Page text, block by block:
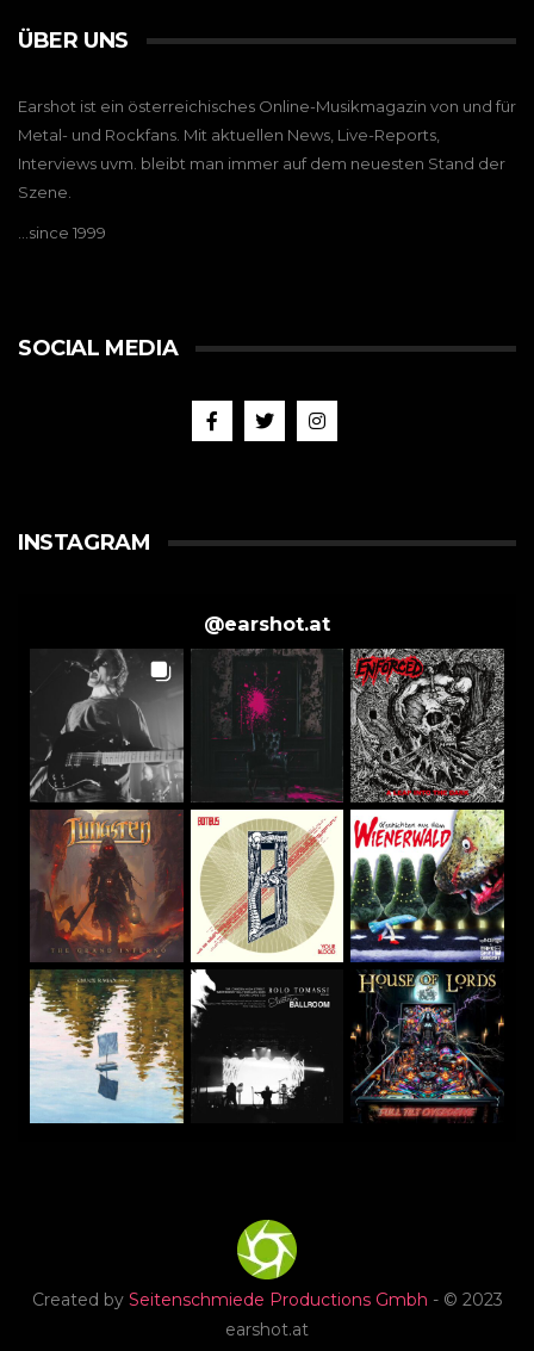
ÜBER UNS
Earshot ist ein österreichisches Online-Musikmagazin von und für
Metal- und Rockfans. Mit aktuellen News, Live-Reports,
Interviews uvm. bleibt man immer auf dem neuesten Stand der
Szene.
…since 1999
SOCIAL MEDIA
INSTAGRAM
@earshot.at
Created by Seitenschmiede Productions Gmbh - © 2023
earshot.at